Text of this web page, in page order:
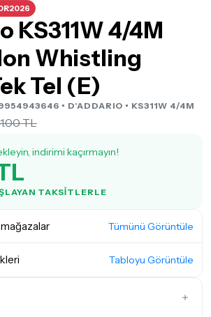
KS311W 4/4M
Whistling
Tel (E)
• D'ADDARIO • KS311W 4/4M
TL
indirimi kaçırmayın!
TAKSITLERLE
Tümünü Görüntüle
Tabloyu Görüntüle